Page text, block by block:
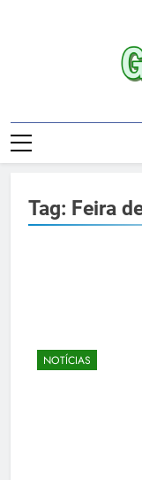
Tag: Feira
NOTÍCIAS